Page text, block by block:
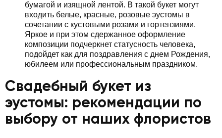
бумагой и изящной лентой. В такой букет могут
входить белые, красные, розовые эустомы в
сочетании с кустовыми розами и гортензиями.
Яркое и при этом сдержанное оформление
композиции подчеркнет статусность человека,
подойдет как для поздравления с днем Рождения,
юбилеем или профессиональным праздником.
Свадебный букет из
эустомы: рекомендации по
выбору от наших флористов